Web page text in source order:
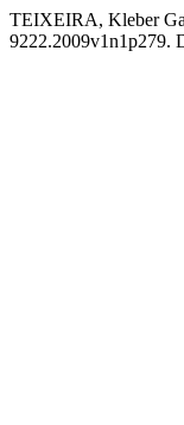
TEIXEIRA, Kleber
9222.2009v1n1p279.